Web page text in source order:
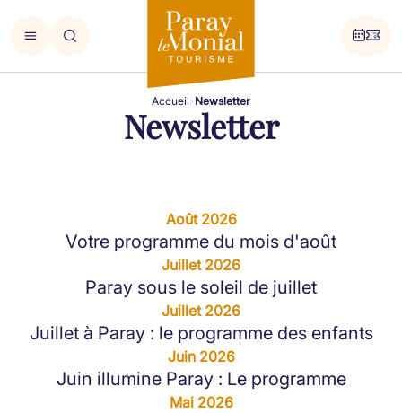
Accueil Newsletter
Newsletter
Août 2026
Votre programme du mois d'août
Juillet 2026
Paray sous le soleil de juillet
Juillet 2026
Juillet à Paray : le programme des enfants
Juin 2026
Juin illumine Paray : Le programme
Mai 2026